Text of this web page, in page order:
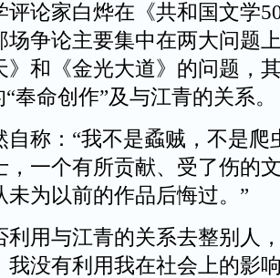
评论家白烨在《共和国文学
场争论主要集中在两大问题
》和《金光大道》的问题，
奉命创作”及与江青的关系。
：“我不是蟊贼，不是爬
，一个有所贡献、受了伤的
未为以前的作品后悔过。”
与江青的关系去整别人，
我没有利用我在社会上的影